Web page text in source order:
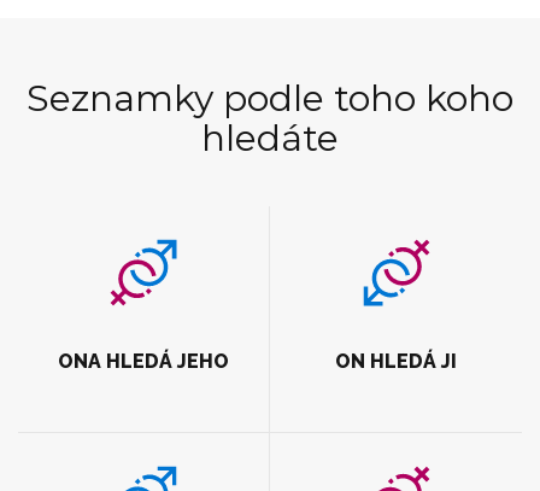
Seznamky podle toho koho
hledáte
ONA HLEDÁ JEHO ON HLEDÁ JI